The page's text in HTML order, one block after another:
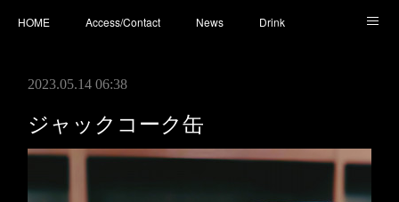
HOME Access/Contact News Drink
2023.05.14 06:38
ジャックコーク缶